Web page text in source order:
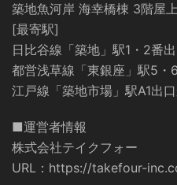
築地魚河岸 海幸橋棟 3階屋
[最寄駅]
日比谷線「築地」駅1・2番
都営浅草線「東銀座」駅5
江戸線「築地市場」駅A1出
■運営者情報
株式会社テイクフォー
URL： https://takefour-